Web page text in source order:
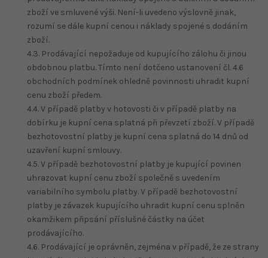
zboží ve smluvené výši. Není-li uvedeno výslovně jinak,
rozumí se dále kupní cenou i náklady spojené s dodáním
zboží.
4.3. Prodávající nepožaduje od kupujícího zálohu či jinou
obdobnou platbu. Tímto není dotčeno ustanovení čl. 4.6
obchodních podmínek ohledně povinnosti uhradit kupní
cenu zboží předem.
4.4. V případě platby v hotovosti či v případě platby na
dobírku je kupní cena splatná při převzetí zboží. V případě
bezhotovostní platby je kupní cena splatná do 14 dnů od
uzavření kupní smlouvy.
4.5. V případě bezhotovostní platby je kupující povinen
uhrazovat kupní cenu zboží společně s uvedením
variabilního symbolu platby. V případě bezhotovostní
platby je závazek kupujícího uhradit kupní cenu splněn
okamžikem připsání příslušné částky na účet
prodávajícího.
4.6. Prodávající je oprávněn, zejména v případě, že ze strany